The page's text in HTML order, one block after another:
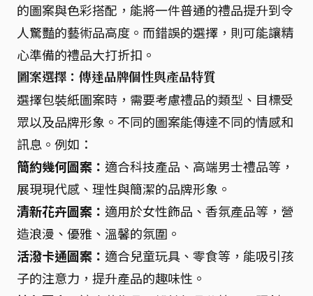
的圖案與色彩搭配，能將一件普通的禮品提升到令
人驚豔的藝術品高度。而錯誤的選擇，則可能讓精
心準備的禮品大打折扣。
圖案選擇：傳達品牌個性與產品特質
選擇包裝紙圖案時，需要考慮禮品的類型、目標受
眾以及品牌形象。不同的圖案能傳達不同的情感和
訊息。例如：
簡約幾何圖案： 適合科技產品、高端男士禮品等，
展現現代感、理性與簡潔的品牌形象。
清新花卉圖案： 適用於女性飾品、香氛產品等，營
造浪漫、優雅、溫馨的氛圍。
活潑卡通圖案： 適合兒童玩具、零食等，能吸引孩
子的注意力，提升產品的趣味性。